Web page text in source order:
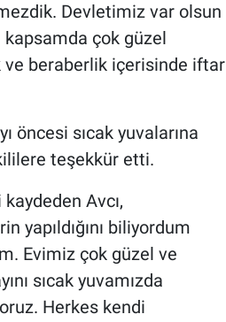
Devletimiz var olsun
kapsamda çok güzel
beraberlik içerisinde iftar
öncesi sıcak yuvalarına
teşekkür etti.
Avcı,
yapıldığını biliyordum
Evimiz çok güzel ve
sıcak yuvamızda
Herkes kendi